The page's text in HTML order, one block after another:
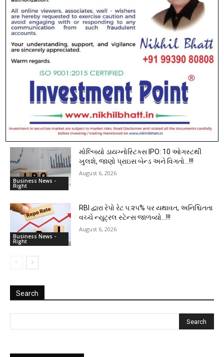
Spread the love
RELATED ARTICLES
Business News -
Right
UPI ટ્રાન્ઝેક્શનના ખર્ચ અંગે RBI ગવર્નરનું
મહત્વનું નિવેદન…!!!
August 6, 2026
Business News -
Right
મોલ્બિયો ડાયગ્નોસ્ટિક્સ IPO: 10 ઓગસ્ટથી
ખુલશે, જાણો પ્રાઇસ બેન્ડ અને વિગતો…!!!
August 6, 2026
Business News -
Right
RBI દ્વારા રેપો રેટ ૫.૨૫% પર યથાવત, અનિશ્ચિતતા
વચ્ચે ન્યુટ્રલ સ્ટેન્સ જાળવ્યો…!!!
August 6, 2026
Search